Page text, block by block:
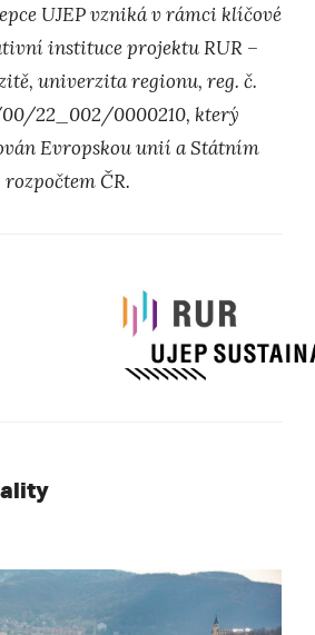
UJEP vzniká v rámci klíčové
instituce projektu RUR –
univerzita regionu, reg. č.
00/22_002/0000210, který
Evropskou unií a Státním
rozpočtem ČR.